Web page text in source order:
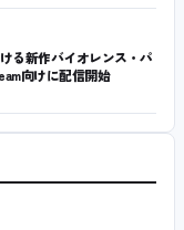
る新作バイオレンス・パ
向けに配信開始